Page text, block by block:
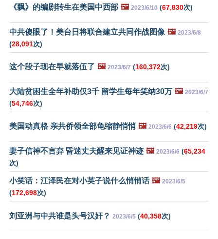
《飘》的编剧转生在美国中西部 🖼️ 2023/6/10 (67,830次)
中共傻眼了！美台日将联合建立共同作战图像 🖼️ 2023/6/8
(28,091次)
这个段子现在早就落伍了 🖼️ 2023/6/7 (160,372次)
大陆贫困生全年补助仅3千 留学生每年笑纳30万 🖼️ 2023/6/7
(54,746次)
美国动真格 亲共侨领全部龟缩静悄悄 🖼️ 2023/6/6 (42,219次)
妻子信神不言弃 昏迷丈夫醒来见证神迹 🖼️ 2023/6/6 (65,234
次)
小笑话：江泽民在对小英子说什么悄悄话 🖼️ 2023/6/5
(172,698次)
刘亚洲与中共谁是头号汉奸？ 2023/6/5 (40,358次)